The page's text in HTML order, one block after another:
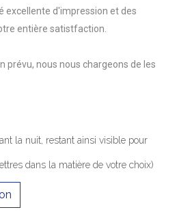
excellente d'impression et des
entière satistfaction.
prévu, nous nous chargeons de les
la nuit, restant ainsi visible pour
dans la matière de votre choix)